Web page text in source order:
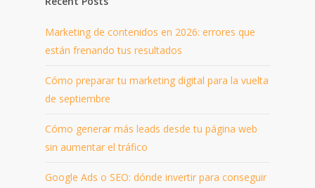
Marketing de contenidos en 2026: errores que
están frenando tus resultados
Cómo preparar tu marketing digital para la vuelta
de septiembre
Cómo generar más leads desde tu página web
sin aumentar el tráfico
Google Ads o SEO: dónde invertir para conseguir